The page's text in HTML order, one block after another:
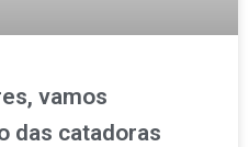
vamos
das catadoras